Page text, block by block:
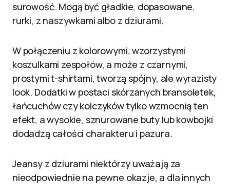
surowość. Mogą być gładkie, dopasowane,
rurki, z naszywkami albo z dziurami.
W połączeniu z kolorowymi, wzorzystymi
koszulkami zespołów, a może z czarnymi,
prostymi t-shirtami, tworzą spójny, ale wyrazisty
look. Dodatki w postaci skórzanych bransoletek,
łańcuchów czy kolczyków tylko wzmocnią ten
efekt, a wysokie, sznurowane buty lub kowbojki
dodadzą całości charakteru i pazura.
Jeansy z dziurami niektórzy uważają za
nieodpowiednie na pewne okazje, a dla innych